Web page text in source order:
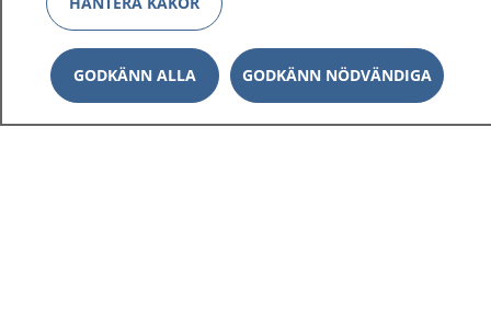
1177 på flera språk Show
GODKÄNN NÖDVÄNDIGA
GODKÄNN ALLA